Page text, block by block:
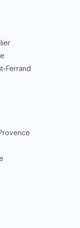
Ferrand